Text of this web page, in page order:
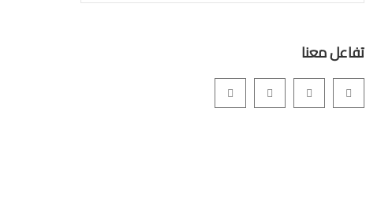
تفاعل معنا